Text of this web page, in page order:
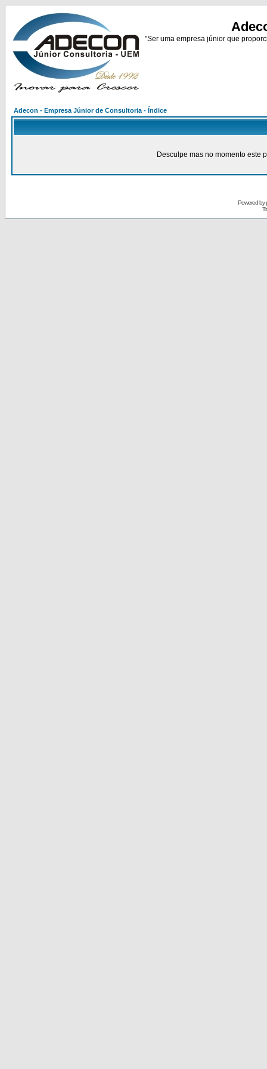
"Ser uma empresa júnior que
Adecon - Empresa Júnior de Consultoria - Índice
Desculpe mas no momento este
Powered by